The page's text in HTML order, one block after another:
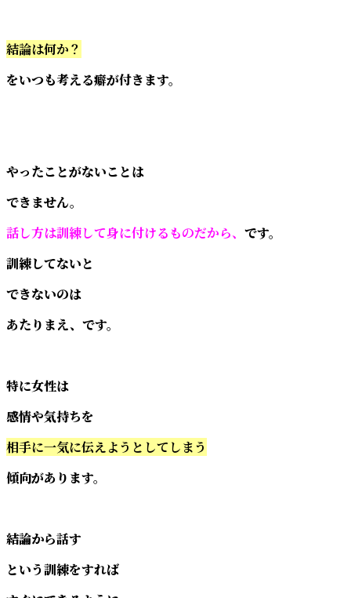
結論は何か？
をいつも考える癖が付きます。
やったことがないことは
できません。
話し方は訓練して身に付けるものだから、 です。
訓練してないと
できないのは
あたりまえ、です。
特に女性は
感情や気持ちを
相手に一気に伝えようとしてしまう
傾向があります。
結論から話す
という訓練をすれば